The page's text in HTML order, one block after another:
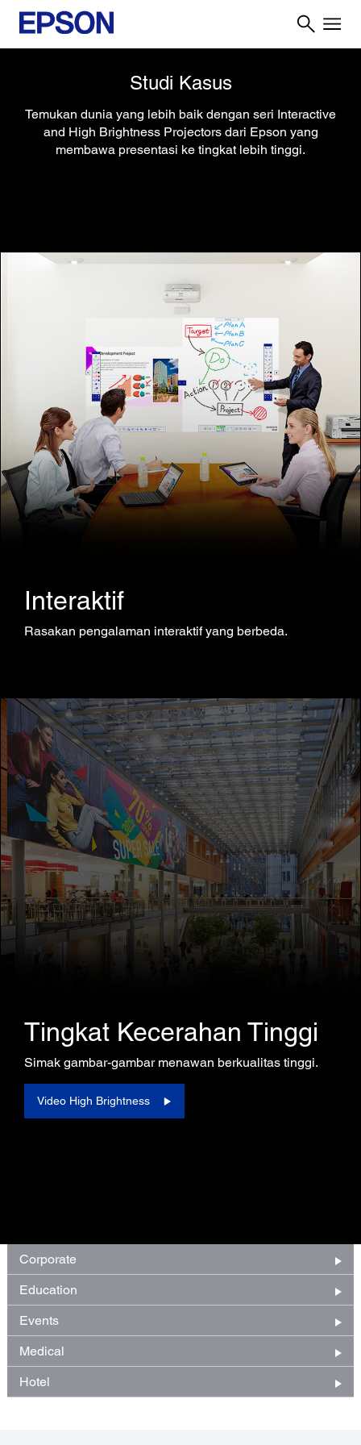
Studi Kasus
Temukan dunia yang lebih baik dengan seri Interactive
and High Brightness Projectors dari Epson yang
membawa presentasi ke tingkat lebih tinggi.
Interaktif
Rasakan pengalaman interaktif yang berbeda.
Tingkat Kecerahan Tinggi
Simak gambar-gambar menawan berkualitas tinggi.
Video High Brightness
Corporate
Education
Events
Medical
Hotel